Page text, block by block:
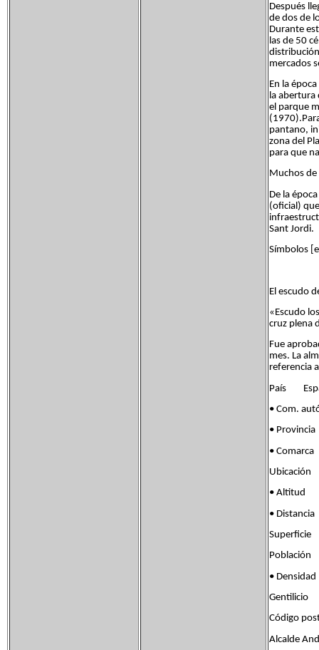
Después
de dos de
Durante
las de 50
mercados
En la
la abertura
el parque
pantano,
zona del
para que
Muchos
De la
(oficial)
Sant Jordi.
Símbolos
El escudo
«Escudo
cruz plena
Fue
mes. La
referencia
País
• Com.
•
•
Ubicación
•
•
•
Código
Alcalde